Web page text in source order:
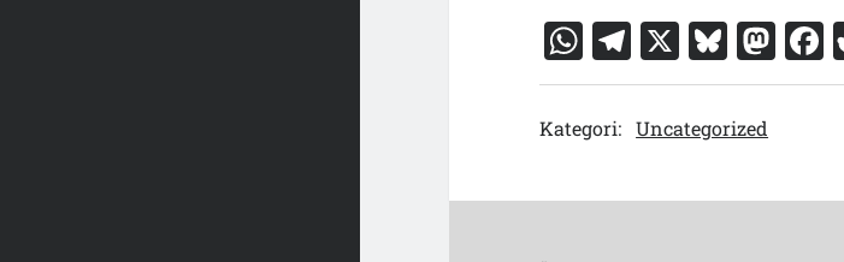
W
h
at
s
A
T
el
e
gr
a
X Bl
u
e
s
k
M
a
d
Kategori: Uncategorized